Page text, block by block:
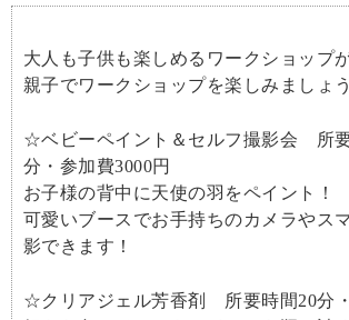
大人も子供も楽しめるワークショップ
親子でワークショップを楽しみましょう
☆ベビーペイント＆セルフ撮影会 所
分・参加費3000円
お子様の背中に天使の羽をペイント！
可愛いブースでお手持ちのカメラやス
影できます！
☆クリアジェル芳香剤 所要時間20分・